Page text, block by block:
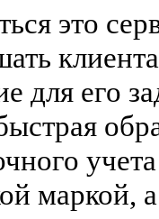
это
для его
маркой,